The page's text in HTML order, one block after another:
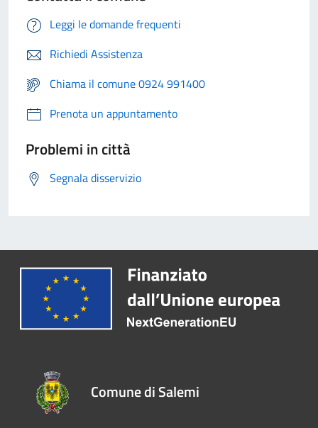
Leggi le domande frequenti
Richiedi Assistenza
Chiama il comune 0924 991400
Prenota un appuntamento
Problemi in città
Segnala disservizio
Comune di Salemi